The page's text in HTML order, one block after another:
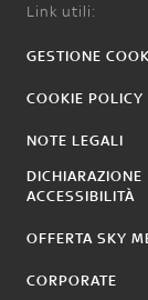
Link utili:
GESTIONE
COOKIE POLICY
NOTE LEGALI
DICHIARAZIONE
ACCESSIBILITÀ
OFFERTA SKY
CORPORATE